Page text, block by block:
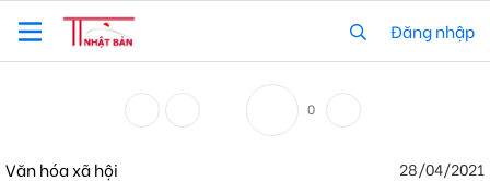
Đăng nhập
0
Văn hóa xã hội 28/04/2021